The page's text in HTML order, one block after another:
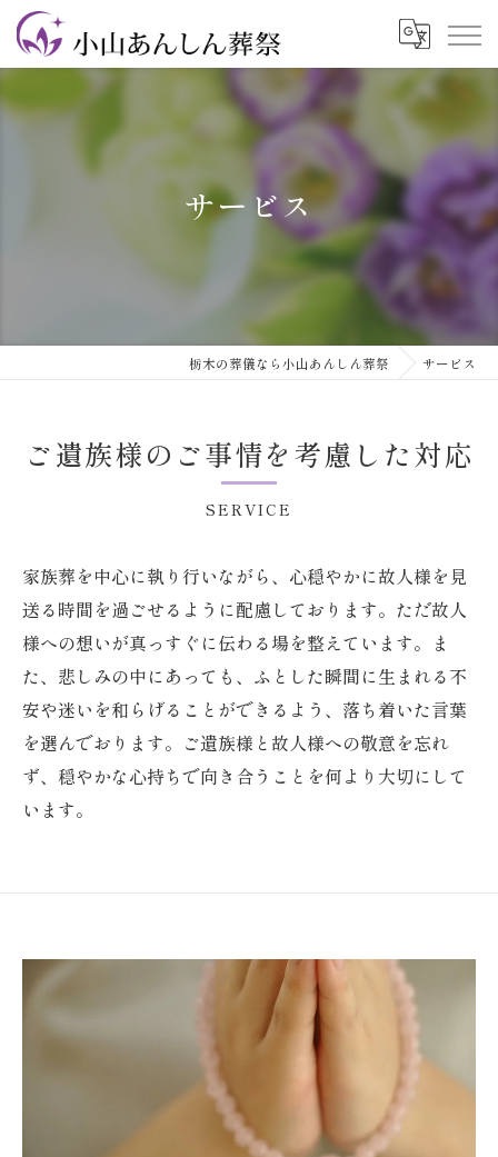
サービス
栃木の葬儀なら小山あんしん葬祭 サービス
ご遺族様のご事情を考慮した対応
SERVICE
家族葬を中心に執り行いながら、心穏やかに故人様を見
送る時間を過ごせるように配慮しております。ただ故人
様への想いが真っすぐに伝わる場を整えています。ま
た、悲しみの中にあっても、ふとした瞬間に生まれる不
安や迷いを和らげることができるよう、落ち着いた言葉
を選んでおります。ご遺族様と故人様への敬意を忘れ
ず、穏やかな心持ちで向き合うことを何より大切にして
います。